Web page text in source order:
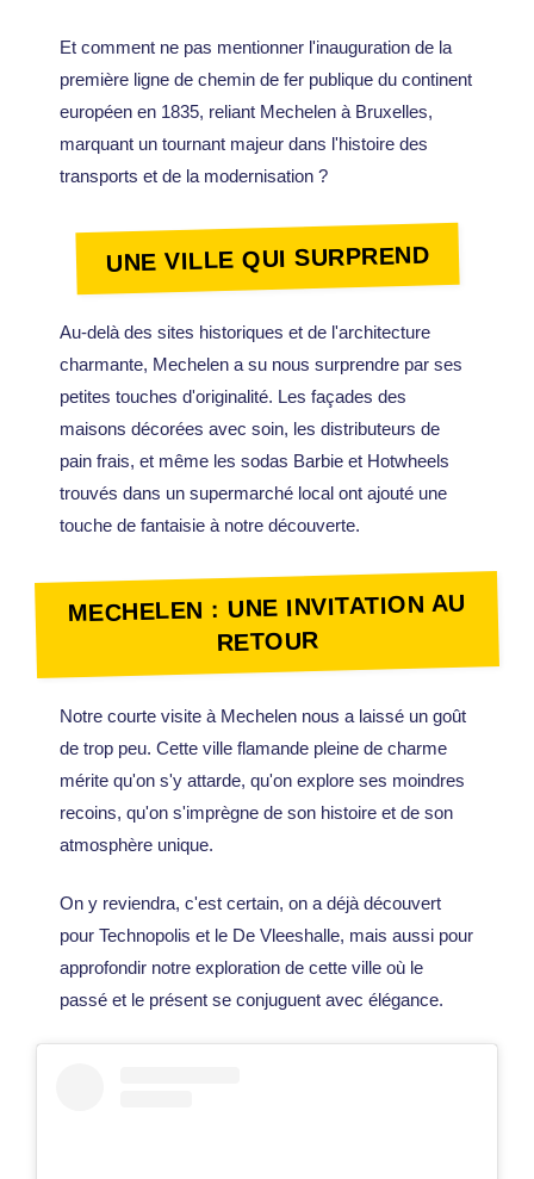
Et comment ne pas mentionner l'inauguration de la
première ligne de chemin de fer publique du continent
européen en 1835, reliant Mechelen à Bruxelles,
marquant un tournant majeur dans l'histoire des
transports et de la modernisation ?
UNE VILLE QUI SURPREND
Au-delà des sites historiques et de l'architecture
charmante, Mechelen a su nous surprendre par ses
petites touches d'originalité. Les façades des
maisons décorées avec soin, les distributeurs de
pain frais, et même les sodas Barbie et Hotwheels
trouvés dans un supermarché local ont ajouté une
touche de fantaisie à notre découverte.
MECHELEN : UNE INVITATION AU
RETOUR
Notre courte visite à Mechelen nous a laissé un goût
de trop peu. Cette ville flamande pleine de charme
mérite qu'on s'y attarde, qu'on explore ses moindres
recoins, qu'on s'imprègne de son histoire et de son
atmosphère unique.
On y reviendra, c'est certain, on a déjà découvert
pour Technopolis et le De Vleeshalle, mais aussi pour
approfondir notre exploration de cette ville où le
passé et le présent se conjuguent avec élégance.